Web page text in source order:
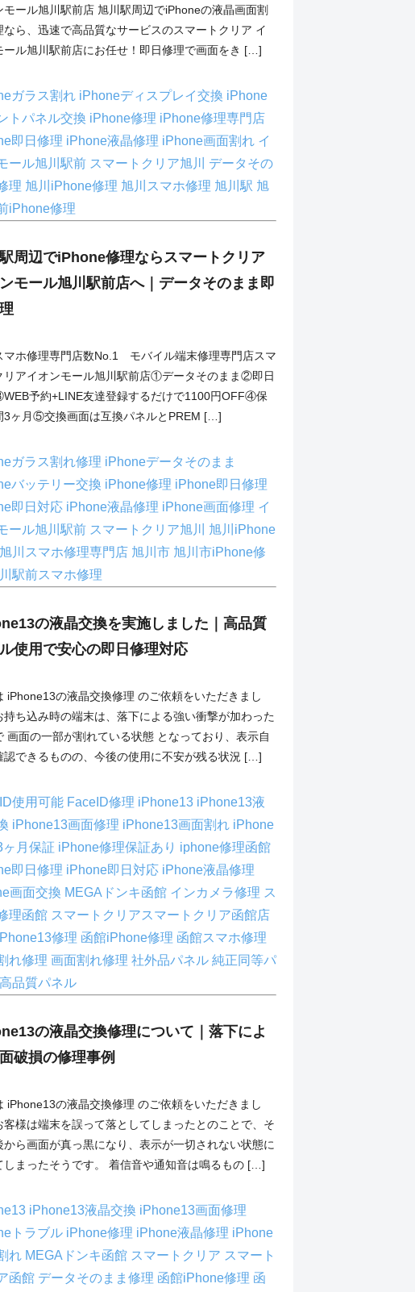
モール旭川駅前店 旭川駅周辺でiPhoneの液晶画面割
なら、迅速で高品質なサービスのスマートクリア イ
ール旭川駅前店にお任せ！即日修理で画面をき […]
ガラス割れ iPhoneディスプレイ交換 iPhone
トパネル交換 iPhone修理 iPhone修理専門店
即日修理 iPhone液晶修理 iPhone画面割れ イ
ール旭川駅前 スマートクリア旭川 データその
理 旭川iPhone修理 旭川スマホ修理 旭川駅 旭
iPhone修理
周辺でiPhone修理ならスマートクリア
モール旭川駅前店へ｜データそのまま即
マホ修理専門店数No.1 モバイル端末修理専門店スマ
リアイオンモール旭川駅前店①データそのまま②即日
予約+LINE友達登録するだけで1100円OFF④保
3ヶ月⑤交換画面は互換パネルとPREM […]
ガラス割れ修理 iPhoneデータそのまま
バッテリー交換 iPhone修理 iPhone即日修理
即日対応 iPhone液晶修理 iPhone画面修理 イ
ール旭川駅前 スマートクリア旭川 旭川iPhone
旭川スマホ修理専門店 旭川市 旭川市iPhone修
駅前スマホ修理
の液晶交換を実施しました｜高品質
使用で安心の即日修理対応
iPhone13の液晶交換修理 のご依頼をいただきまし
持ち込み時の端末は、落下による強い衝撃が加わった
画面の一部が割れている状態 となっており、表示自
認できるものの、今後の使用に不安が残る状況 […]
使用可能 FaceID修理 iPhone13 iPhone13液
iPhone13画面修理 iPhone13画面割れ iPhone
ヶ月保証 iPhone修理保証あり iphone修理函館
即日修理 iPhone即日対応 iPhone液晶修理
画面交換 MEGAドンキ函館 インカメラ修理 ス
理函館 スマートクリアスマートクリア函館店
修理 函館iPhone修理 函館スマホ修理
れ修理 画面割れ修理 社外品パネル 純正同等パ
高品質パネル
の液晶交換修理について｜落下によ
破損の修理事例
iPhone13の液晶交換修理 のご依頼をいただきまし
客様は端末を誤って落としてしまったとのことで、そ
から画面が真っ黒になり、表示が一切されない状態に
しまったそうです。 着信音や通知音は鳴るもの […]
iPhone13液晶交換 iPhone13画面修理
トラブル iPhone修理 iPhone液晶修理 iPhone
れ MEGAドンキ函館 スマートクリア スマート
函館 データそのまま修理 函館iPhone修理 函